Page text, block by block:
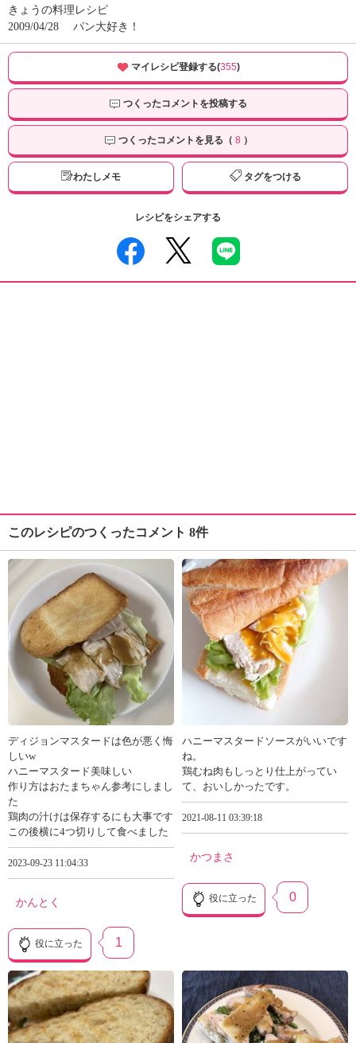
きょうの料理レシピ
2009/04/28
パン大好き！
マイレシピ登録する(355)
つくったコメントを投稿する
つくったコメントを見る（ 8 ）
わたしメモ タグをつける
レシピをシェアする
このレシピのつくったコメント 8件
ディジョンマスタードは色が悪く悔
しいw
ハニーマスタード美味しい
作り方はおたまちゃん参考にしまし
た
鶏肉の汁けは保存するにも大事です
この後横に4つ切りして食べました
2023-09-23 11:04:33
かんとく
役に立った 1
ハニーマスタードソースがいいです
ね。
鶏むね肉もしっとり仕上がってい
て、おいしかったです。
2021-08-11 03:39:18
かつまさ
役に立った 0